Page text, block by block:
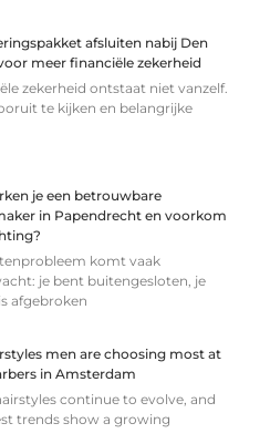
afsluiten nabij Den
meer financiële zekerheid
zekerheid ontstaat niet vanzelf.
te kijken en belangrijke
je een betrouwbare
in Papendrecht en voorkom
komt vaak
je bent buitengesloten, je
afgebroken
men are choosing most at
in Amsterdam
continue to evolve, and
trends show a growing